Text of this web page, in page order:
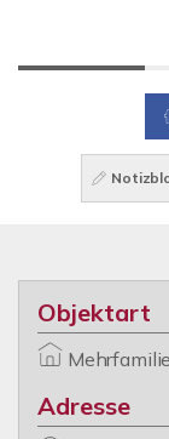
Objektart
Adresse